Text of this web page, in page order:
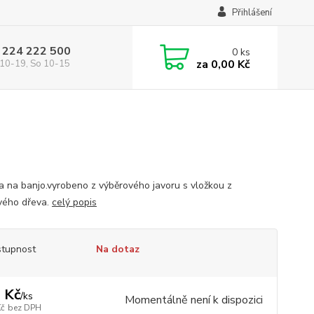
Přihlášení
222 500
19, So 10-15
0ks
za 0,00 Kč
na banjo.vyrobeno z výběrového javoru s vložkou z
dřeva. celý popis
Na dotaz
Kč/ks
bez DPH Momentálně není k dispozici